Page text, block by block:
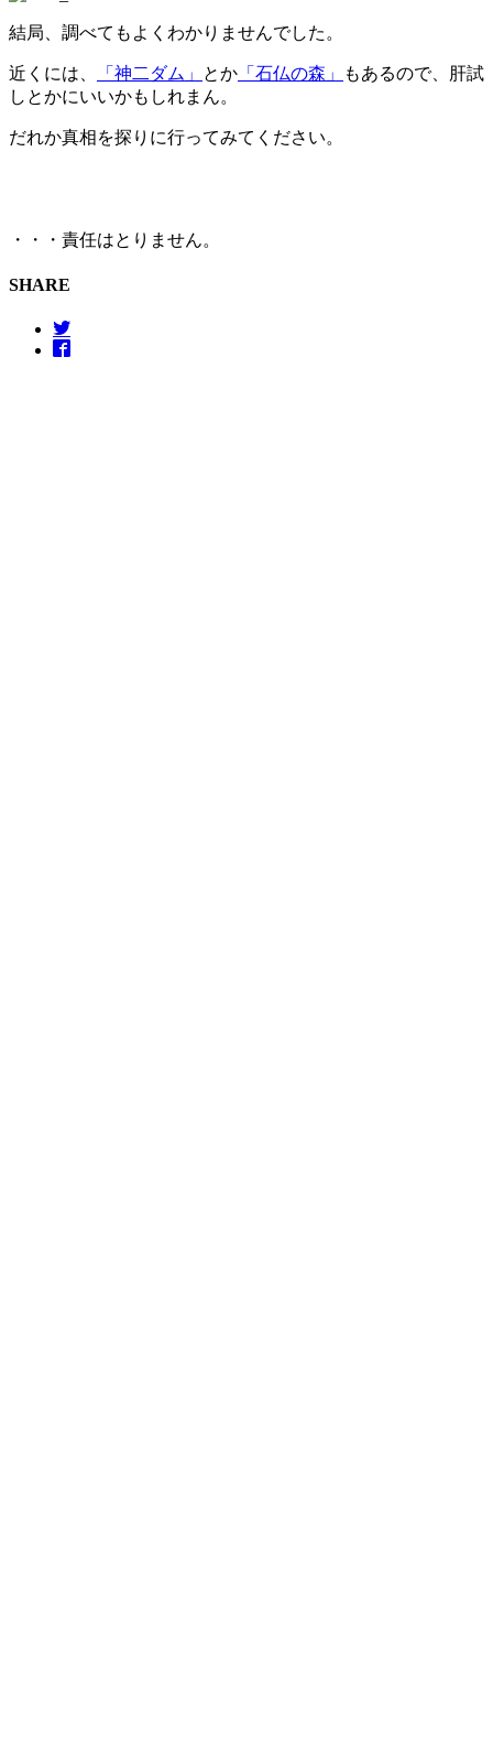
結局、調べてもよくわかりませんでした。
近くには、 「神二ダム」 とか 「石仏の森」
もあるので、肝試
しとかにいいかもしれまん。
だれか真相を探りに行ってみてください。
・・・責任はとりません。
SHARE